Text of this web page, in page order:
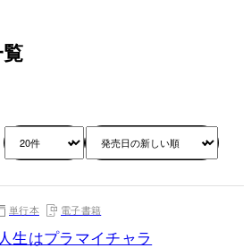
単行本 電子書籍
人生はプラマイチャラ